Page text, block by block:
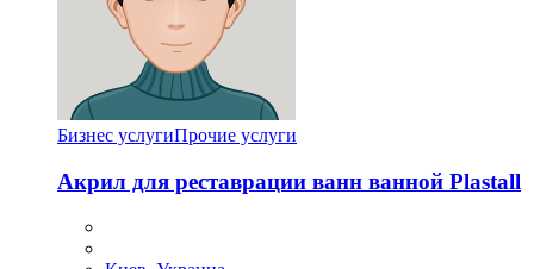
Бизнес услугиПрочие услуги
Акрил для реставрации ванн ванной Plastall